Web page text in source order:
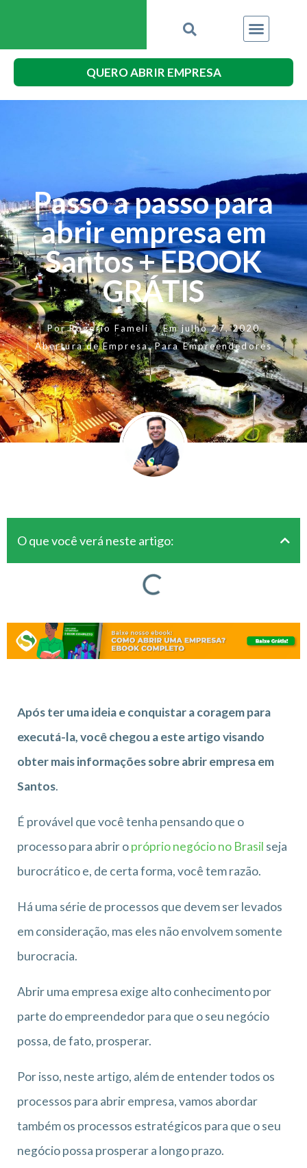
QUERO ABRIR EMPRESA
Passo a passo para
abrir empresa em
Santos + EBOOK
GRÁTIS
PorRogerio Fameli Em julho 27, 2020
Abertura de Empresa,Para Empreendedores
O que você verá neste artigo:
Após ter uma ideia e conquistar a coragem para
executá-la, você chegou a este artigo visando
obter mais informações sobre abrir empresa em
Santos.
É provável que você tenha pensando que o
processo para abrir opróprio negócio no Brasil seja
burocrático e, de certa forma, você tem razão.
Há uma série de processos que devem ser levados
em consideração, mas eles não envolvem somente
burocracia.
Abrir uma empresa exige alto conhecimento por
parte do empreendedor para que o seu negócio
possa, de fato, prosperar.
Por isso, neste artigo, além de entender todos os
processos para abrir empresa, vamos abordar
também os processos estratégicos para que o seu
negócio possa prosperar a longo prazo.